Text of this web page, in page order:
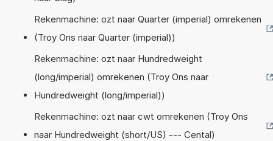
Rekenmachine: ozt naar Quarter (imperial) omrekenen
(Troy Ons naar Quarter (imperial))
Rekenmachine: ozt naar Hundredweight
(long/imperial) omrekenen (Troy Ons naar
Hundredweight (long/imperial))
Rekenmachine: ozt naar cwt omrekenen (Troy Ons
naar Hundredweight (short/US) --- Cental)